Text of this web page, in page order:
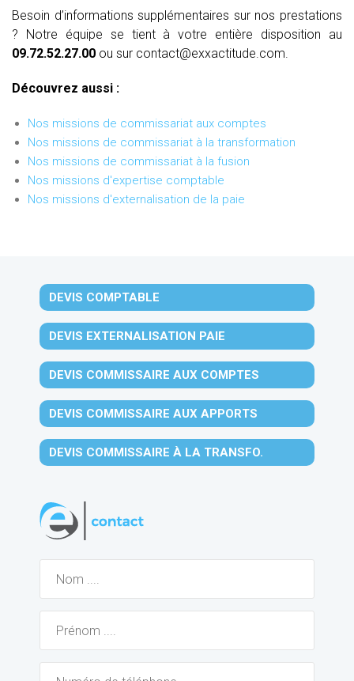
Besoin d’informations supplémentaires sur nos prestations
? Notre équipe se tient à votre entière disposition au
09.72.52.27.00 ou sur contact@exxactitude.com.
Découvrez aussi :
Nos missions de commissariat aux comptes
Nos missions de commissariat à la transformation
Nos missions de commissariat à la fusion
Nos missions d'expertise comptable
Nos missions d'externalisation de la paie
DEVIS COMPTABLE
DEVIS EXTERNALISATION PAIE
DEVIS COMMISSAIRE AUX COMPTES
DEVIS COMMISSAIRE AUX APPORTS
DEVIS COMMISSAIRE À LA TRANSFO.